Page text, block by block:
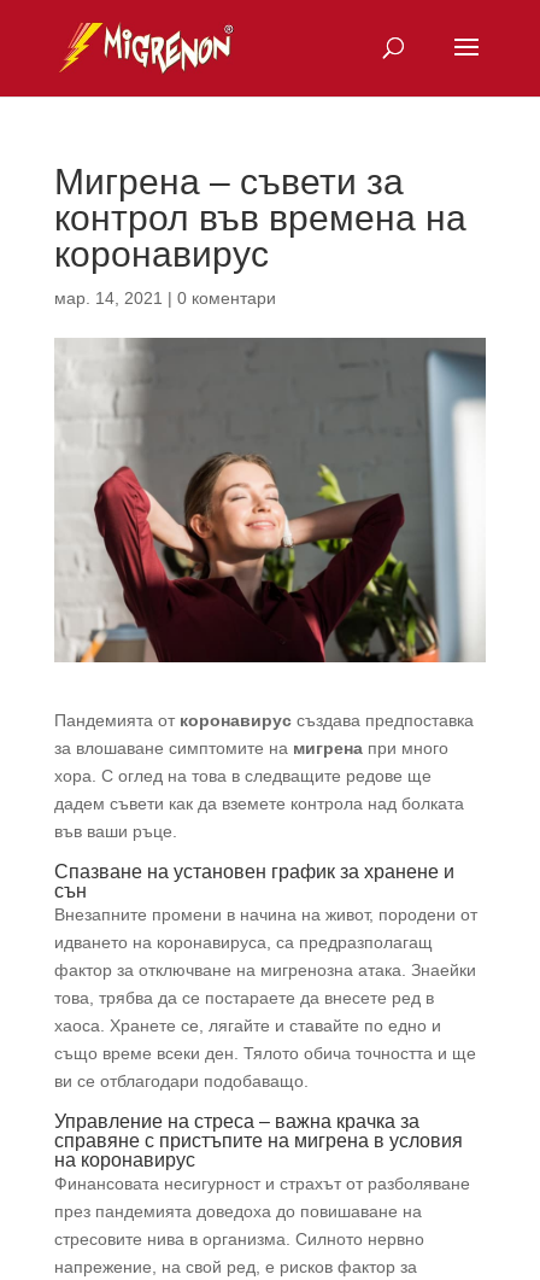
Мигрена – съвети за
контрол във времена на
коронавирус
мар. 14, 2021 | 0 коментари
Пандемията от коронавируссъздава предпоставка
за влошаване симптомите на мигренапри много
хора. С оглед на това в следващите редове ще
дадем съвети как да вземете контрола над болката
във ваши ръце.
Спазване на установен график за хранене и
сън
Внезапните промени в начина на живот, породени от
идването на коронавируса, са предразполагащ
фактор за отключване на мигренозна атака. Знаейки
това, трябва да се постараете да внесете ред в
хаоса. Хранете се, лягайте и ставайте по едно и
също време всеки ден. Тялото обича точността и ще
ви се отблагодари подобаващо.
Управление на стреса – важна крачка за
справяне с пристъпите на мигрена в условия
на коронавирус
Финансовата несигурност и страхът от разболяване
през пандемията доведоха до повишаване на
стресовите нива в организма. Силното нервно
напрежение, на свой ред, е рисков фактор за